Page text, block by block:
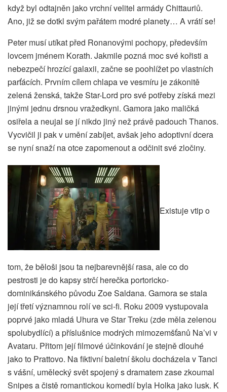
když byl odtajněn jako vrchní velitel armády Chittauriů.
Ano, již se dotkl svým pařátem modré planety… A vrátí se!
Peter musí utíkat před Ronanovými pochopy, především
lovcem jménem Korath. Jakmile pozná moc své kořisti a
nebezpečí hrozící galaxii, začne se poohlížet po vlastních
parťácích. Prvním cílem chlapa ve vesmíru je zákonitě
zelená ženská, takže Star-Lord pro své potřeby získá mezi
jinými jednu drsnou vražedkyni. Gamora jako maličká
osiřela a neujal se jí nikdo jiný než právě padouch Thanos.
Vycvičil ji pak v umění zabíjet, avšak jeho adoptivní dcera
se nyní snaží na otce zapomenout a odčinit své zločiny.
Existuje vtip o
tom, že běloši jsou ta nejbarevnější rasa, ale co do
pestrosti je do kapsy strčí herečka portoricko-
dominikánského původu Zoe Saldana. Gamora se stala
její třetí významnou rolí ve sci-fi. Roku 2009 vystupovala
poprvé jako mladá Uhura ve Star Treku (zde měla zelenou
spolubydlící) a příslušnice modrých mimozemšťanů Na’vi v
Avataru. Přitom její filmové účinkování je stejně dlouhé
jako to Prattovo. Na fiktivní baletní školu docházela v Tanci
s vášní, umělecký svět spojený s dramatem zase zkoumal
Snipes a čistě romantickou komedií byla Holka jako lusk. K